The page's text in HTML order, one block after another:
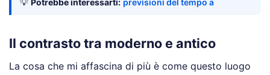
💡 Potrebbe interessarti: previsioni del tempo a
Il contrasto tra moderno e antico
La cosa che mi affascina di più è come questo luogo